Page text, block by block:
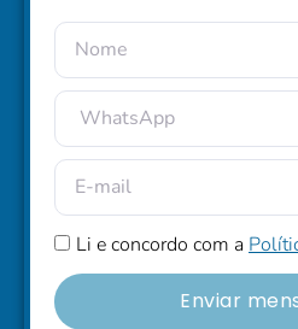
Li e concordo com a
Enviar